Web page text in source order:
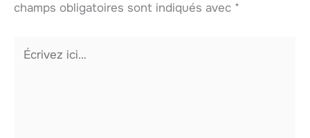
champs obligatoires sont indiqués avec *
Écrivez
ici…